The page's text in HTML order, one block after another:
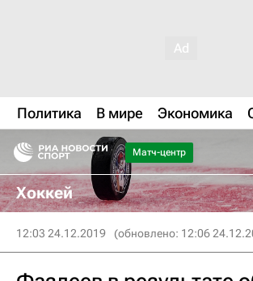
Политика В мире Экономика
Матч-центр
Хоккей
12:03 24.12.2019 (обновлено: 12:06